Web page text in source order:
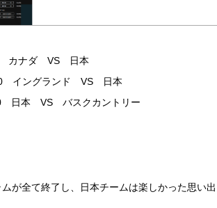
ダ VS 日本
グランド VS 日本
カントリー
が全て終了し、日本チームは楽しかった思い出